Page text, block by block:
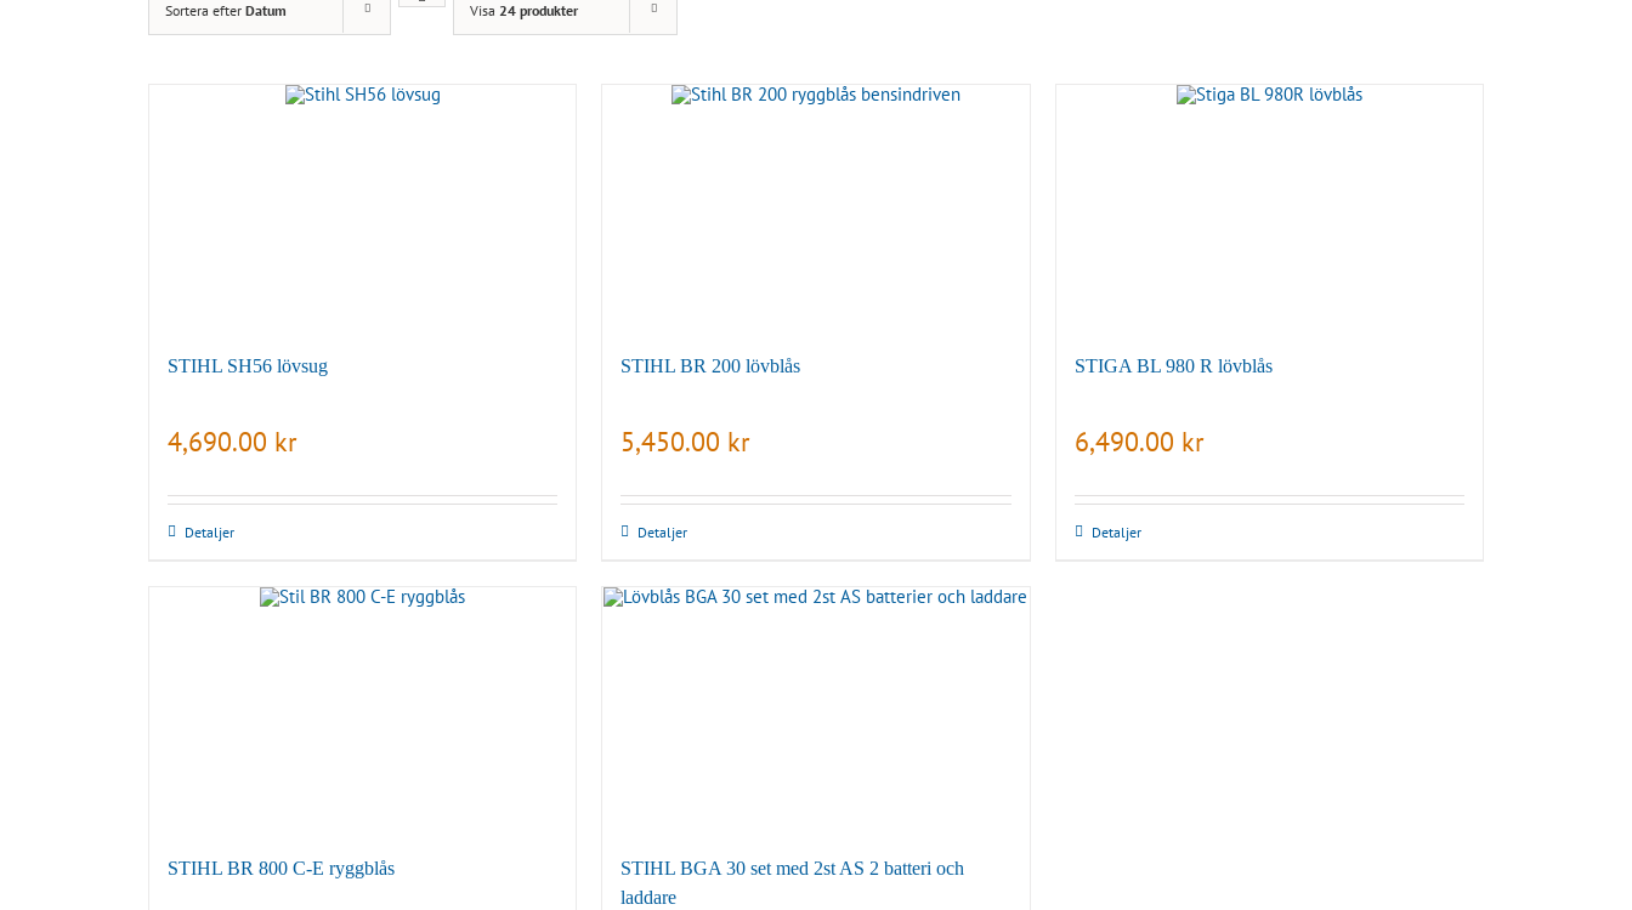
Sortera efter Datum Visa 24 produkter
STIHL SH56 lövsug
4,690.00 kr
Detaljer
STIHL BR 200 lövblås
5,450.00 kr
Detaljer
STIGA BL 980 R lövblås
6,490.00 kr
Detaljer
STIHL BR 800 C-E ryggblås
STIHL BGA 30 set med 2st AS 2 batteri och
laddare